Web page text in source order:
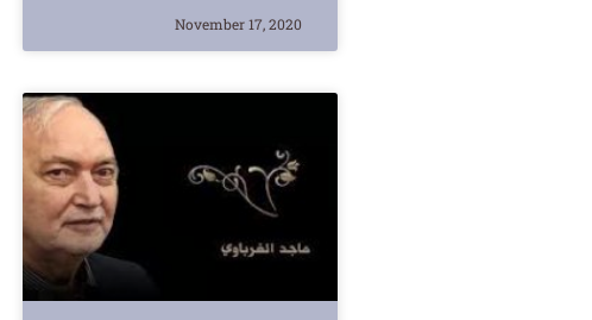
November 17, 2020